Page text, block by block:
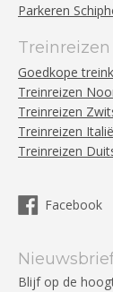
Parkeren
Goedkope
Treinreizen
Treinreizen
Treinreizen Italië
Treinreizen
Facebook
Blijf op de